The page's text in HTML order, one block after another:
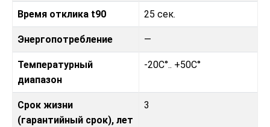
Время отклика t90 25 сек.
Энергопотребление —
Температурный
диапазон
-20C°.. +50C°
Срок жизни
(гарантийный срок), лет
3